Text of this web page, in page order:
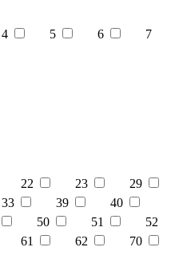
4 5 6
7
22 23
29
33 39
40
50 51
52
61 62
70